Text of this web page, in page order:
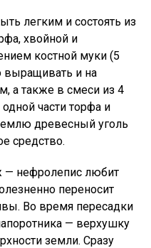
легким и состоять из
хвойной и
костной муки (5
выращивать и на
а также в смеси из 4
части торфа и
древесный уголь
средство.
— нефролепис любит
переносит
Во время пересадки
— верхушку
земли. Сразу